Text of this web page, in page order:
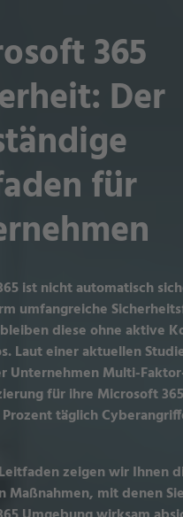
365
Der
für
ist nicht automatisch
umfangreiche
diese ohne aktive
Laut einer aktuellen
Unternehmen Multi-
für ihre Microsoft
täglich
zeigen wir Ihnen
Maßnahmen, mit denen